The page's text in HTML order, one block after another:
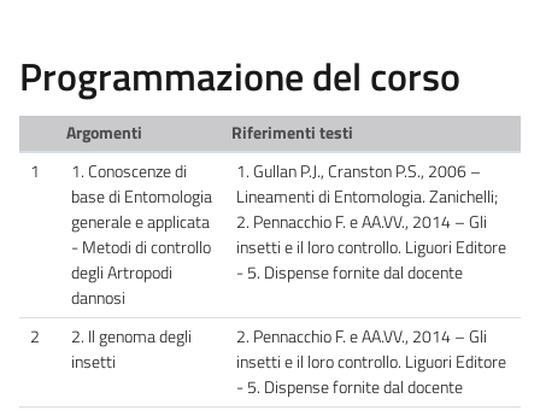
Programmazione del corso
Argomenti
Riferimenti testi
1
1. Conoscenze di
base di Entomologia
generale e applicata
- Metodi di controllo
degli Artropodi
dannosi
1. Gullan P.J., Cranston P.S., 2006 –
Lineamenti di Entomologia. Zanichelli;
2. Pennacchio F. e AA.VV., 2014 – Gli
insetti e il loro controllo. Liguori Editore
- 5. Dispense fornite dal docente
2
2. Il genoma degli
insetti
2. Pennacchio F. e AA.VV., 2014 – Gli
insetti e il loro controllo. Liguori Editore
- 5. Dispense fornite dal docente